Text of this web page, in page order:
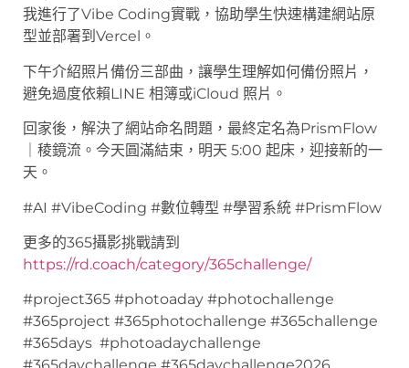
我進行了Vibe Coding實戰，協助學生快速構建網站原
型並部署到Vercel。
下午介紹照片備份三部曲，讓學生理解如何備份照片，
避免過度依賴LINE 相簿或iCloud 照片。
回家後，解決了網站命名問題，最終定名為PrismFlow
｜稜鏡流。今天圓滿結束，明天 5:00 起床，迎接新的一
天。
#AI #VibeCoding #數位轉型 #學習系統 #PrismFlow
更多的365攝影挑戰請到
https://rd.coach/category/365challenge/
#project365 #photoaday #photochallenge
#365project #365photochallenge #365challenge
#365days #photoadaychallenge